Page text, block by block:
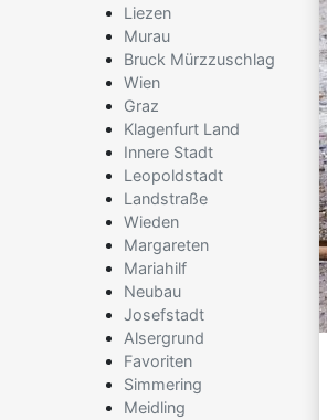
Liezen
Murau
Bruck Mürzzuschlag
Wien
Graz
Klagenfurt Land
Innere Stadt
Leopoldstadt
Landstraße
Wieden
Margareten
Mariahilf
Neubau
Josefstadt
Alsergrund
Favoriten
Simmering
Meidling